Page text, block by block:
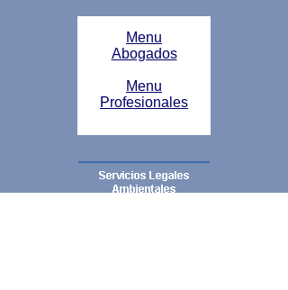
Menu
Abogados
Menu
Profesionales